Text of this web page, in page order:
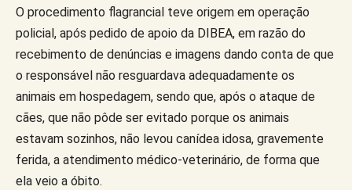
O procedimento flagrancial teve origem em operação
policial, após pedido de apoio da DIBEA, em razão do
recebimento de denúncias e imagens dando conta de que
o responsável não resguardava adequadamente os
animais em hospedagem, sendo que, após o ataque de
cães, que não pôde ser evitado porque os animais
estavam sozinhos, não levou canídea idosa, gravemente
ferida, a atendimento médico-veterinário, de forma que
ela veio a óbito.